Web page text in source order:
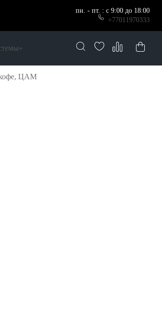
пн. - пт. : с 9:00 до 18:00
+77011970333
кофе, ЦАМ